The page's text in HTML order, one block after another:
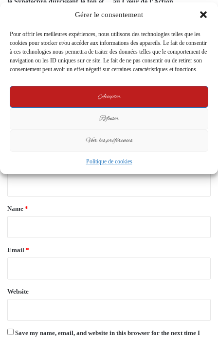
Gérer le consentement
Pour offrir les meilleures expériences, nous utilisons des technologies telles que les
cookies pour stocker et/ou accéder aux informations des appareils. Le fait de consentir
à ces technologies nous permettra de traiter des données telles que le comportement de
navigation ou les ID uniques sur ce site. Le fait de ne pas consentir ou de retirer son
consentement peut avoir un effet négatif sur certaines caractéristiques et fonctions.
Accepter
Refuser
Voir les préférences
Politique de cookies
le Synetecpro durcissent le ton et
au Cœur de l’Action
Humanitaire du SAMU Social
27 February 2024
Leave a Reply
Your email address will not be published. Required fields are marked*
n
*
Name *
Email *
Website
Save my name, email, and website in this browser for the next time I